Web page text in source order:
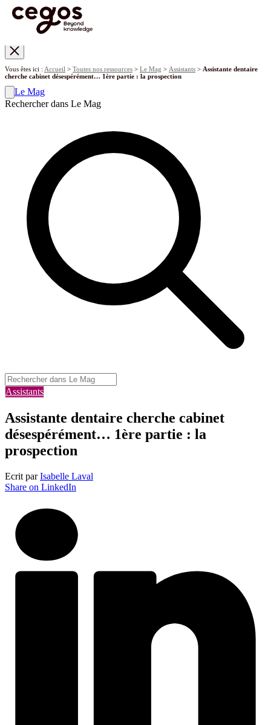
Vous êtes ici : Accueil > Toutes nos ressources > Le Mag > Assistants > Assistante dentaire
cherche cabinet désespérément… 1ère partie : la prospection
Le Mag
Rechercher dans Le Mag
Assistants
Assistante dentaire cherche cabinet
désespérément… 1ère partie : la
prospection
Ecrit parIsabelle Laval
Share on LinkedIn